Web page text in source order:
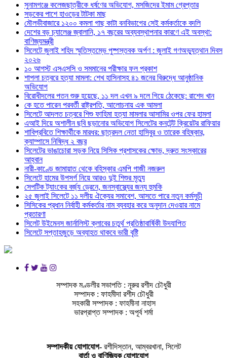
সুনামগঞ্জে কলেজছাত্রীকে ধর্ষণের অভিযোগ, মসজিদের ইমাম গ্রেপ্তার
সড়কের পাশে হাওড়ের টাটকা মাছ
মৌলভীবাজারে ১২০০ কমলা গাছ কাটা বনবিভাগের সেই কর্মকর্তাকে বদলি
দেশের বড় চ্যালেঞ্জ জ্বালানি, ১৭ বছরের অব্যবস্থাপনার কারণে এই অবস্থা:
বাণিজ্যমন্ত্রী
সিলেটে জুলাই শহিদ স্মৃতিস্তম্ভে পুষ্পস্তবক অর্পণ : জুলাই গণঅভ্যুত্থান দিবস
২০২৬
১০ আগস্ট এসএসসি ও সমমানের পরীক্ষার ফল প্রকাশ
শাপলা চত্বরে হত্যা মামলা: শেখ হাসিনাসহ ৪১ জনের বিরুদ্ধে আনুষ্ঠানিক
অভিযোগ
বিরোধীদলের পতন শুরু হয়েছে, ১১ দল এখন ৯ দলে গিয়ে ঠেকেছে: রাশেদ খান
কে হতে পারেন পরবর্তী রাষ্ট্রপতি, আলোচনায় এক আমলা
সিলেটে আদলত চত্বরে শিশু ফাহিমা হত্যা মামলার আসামির ওপর ফের হামলা
এআই দিয়ে অশালীন ছবি ছড়ানোর অভিযোগ সিলেটের কনটেন্ট ক্রিয়েটর রাফিয়ার
শাবিপ্রবিতে শিক্ষার্থীকে মারধর: ছাত্রদল নেতা হাসিবুর ও তারেক বহিষ্কার,
ক্যাম্পাসে নিষিদ্ধ ২ বছর
সিলেটের ভাঙাচোরা সড়ক নিয়ে সিসিক প্রশাসকের ক্ষোভ, দ্রুত সংস্কারের
আহ্বান
নারী-কাণ্ডে জামায়াত থেকে বহিস্কার এমপি গাজী নজরুল
সিলেটে হামের উপসর্গ নিয়ে আরও দুই শিশুর মৃত্যু
সেপটিক ট্যাংকের বর্জ্য ড্রেনে, জনস্বাস্থ্যের জন্য হুমকি
২৫ জুলাই সিলেটে ১১ দলীয় ঐক্যের সমাবেশ, আসতে পারে নতুন কর্মসুচী
সিসিকের প্রধান নির্বাহী কর্মকর্তার নাম ব্যবহার করে অনুদান দেওয়ার নামে
প্রতারণা
সিলেট উইমেনস জার্নালিস্ট ক্লাবের চতুর্থ প্রতিষ্ঠাবার্ষিকী উদযাপিত
সিলেটে সপ্তাহজুড়ে অব্যাহত থাকবে ভারী বৃষ্টি
সম্পাদক মণ্ডলীর সভাপতি : নূরুর রশীদ চৌধুরী
সম্পাদক : ফাহমীদা রশীদ চৌধুরী
সহকারী সম্পাদক : ফাহমীনা নাহাস
ভারপ্রাপ্ত সম্পাদক : অপূর্ব শর্মা
সম্পাদকীয় যােগাযোগ-রশীদিস্তান, আম্বরখানা, সিলেট
বার্তা ও বাণিজ্যিক যোগাযােগ